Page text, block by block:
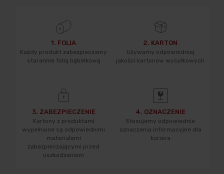
1. FOLIA
Każdy produkt zabezpieczamy
starannie folią bąbelkową
2. KARTON
Używamy odpowiedniej
jakości kartonów wysyłkowych
3. ZABEZPIECZENIE
Kartony z produktami
wypełnione są odpowiednimi
materiałami
zabezpieczającymi przed
uszkodzeniem
4. OZNACZENIE
Stosujemy odpowiednie
oznaczenia informacyjne dla
kuriera